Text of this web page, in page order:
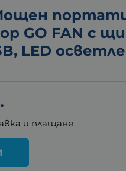
GO FAN с
LED
и плащане